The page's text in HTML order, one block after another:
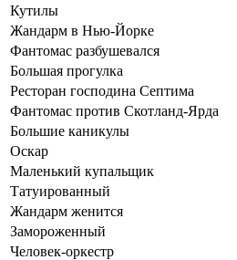
Кутилы
Жандарм в Нью-Йорке
Фантомас разбушевался
Большая прогулка
Ресторан господина Септима
Фантомас против Скотланд-Ярда
Большие каникулы
Оскар
Маленький купальщик
Татуированный
Жандарм женится
Замороженный
Человек-оркестр